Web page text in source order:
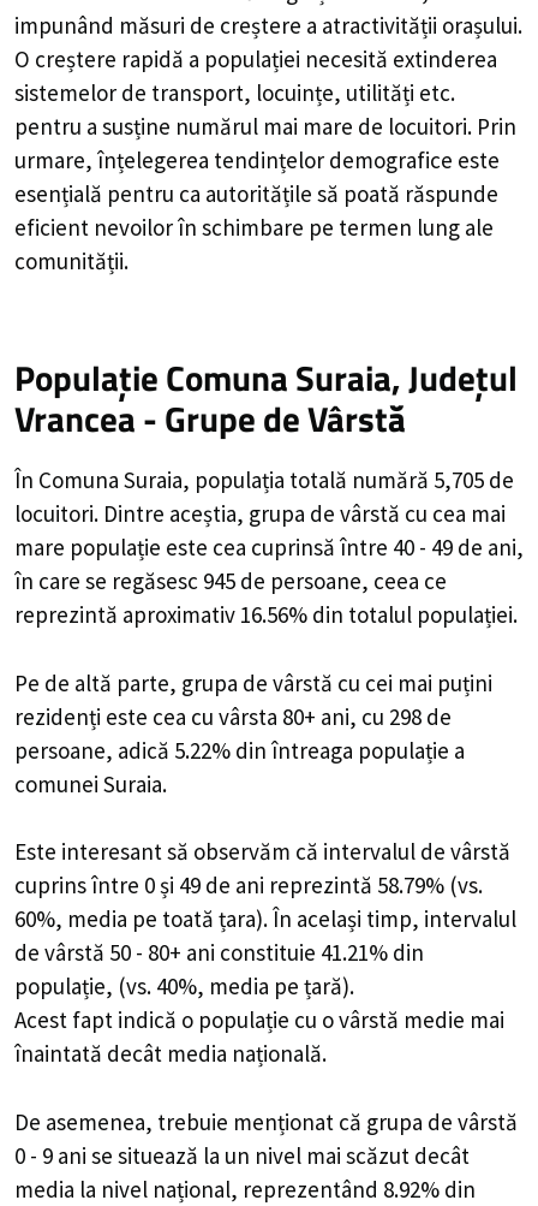
impunând măsuri de creștere a atractivității orașului.
O creștere rapidă a populației necesită extinderea
sistemelor de transport, locuințe, utilități etc.
pentru a susține numărul mai mare de locuitori. Prin
urmare, înțelegerea tendințelor demografice este
esențială pentru ca autoritățile să poată răspunde
eficient nevoilor în schimbare pe termen lung ale
comunității.
Populație Comuna Suraia, Județul
Vrancea - Grupe de Vârstă
În Comuna Suraia, populația totală numără 5,705 de
locuitori. Dintre aceștia, grupa de vârstă cu cea mai
mare populație este cea cuprinsă între 40 - 49 de ani,
în care se regăsesc 945 de persoane, ceea ce
reprezintă aproximativ 16.56% din totalul populației.
Pe de altă parte, grupa de vârstă cu cei mai puțini
rezidenți este cea cu vârsta 80+ ani, cu 298 de
persoane, adică 5.22% din întreaga populație a
comunei Suraia.
Este interesant să observăm că intervalul de vârstă
cuprins între 0 și 49 de ani reprezintă 58.79% (vs.
60%, media pe toată țara). În același timp, intervalul
de vârstă 50 - 80+ ani constituie 41.21% din
populație, (vs. 40%, media pe țară).
Acest fapt indică o populație cu o vârstă medie mai
înaintată decât media națională.
De asemenea, trebuie menționat că grupa de vârstă
0 - 9 ani se situează la un nivel mai scăzut decât
media la nivel național, reprezentând 8.92% din